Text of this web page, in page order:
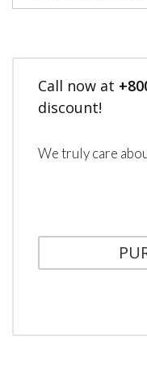
Call now at
discount!
We truly care